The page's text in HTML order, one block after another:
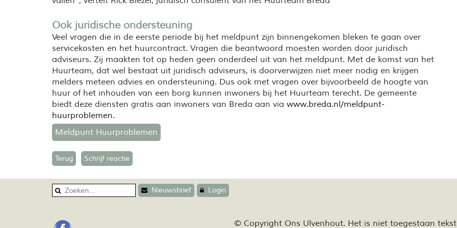
Ook juridische ondersteuning
Veel vragen die in de eerste periode bij het meldpunt zijn binnengekomen bleken te gaan over
servicekosten en het huurcontract. Vragen die beantwoord moesten worden door juridisch
adviseurs. Zij maakten tot op heden geen onderdeel uit van het meldpunt. Met de komst van het
Huurteam, dat wel bestaat uit juridisch adviseurs, is doorverwijzen niet meer nodig en krijgen
melders meteen advies en ondersteuning. Dus ook met vragen over bijvoorbeeld de hoogte van
huur of het inhouden van een borg kunnen inwoners bij het Huurteam terecht. De gemeente
biedt deze diensten gratis aan inwoners van Breda aan via www.breda.nl/meldpunt-
huurproblemen.
Meldpunt Huurproblemen
Terug Schrijf reactie
Nieuwsbrief Login
© Copyright Ons Ulvenhout. Het is niet toegestaan